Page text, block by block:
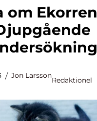
Jon Larsson
Redaktionel